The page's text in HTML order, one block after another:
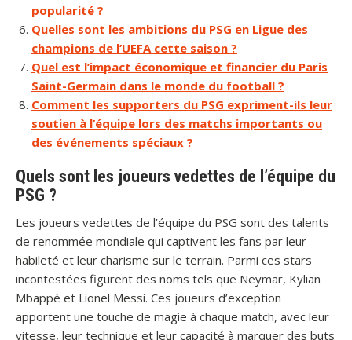
popularité ?
Quelles sont les ambitions du PSG en Ligue des
champions de l’UEFA cette saison ?
Quel est l’impact économique et financier du Paris
Saint-Germain dans le monde du football ?
Comment les supporters du PSG expriment-ils leur
soutien à l’équipe lors des matchs importants ou
des événements spéciaux ?
Quels sont les joueurs vedettes de l’équipe du
PSG ?
Les joueurs vedettes de l’équipe du PSG sont des talents
de renommée mondiale qui captivent les fans par leur
habileté et leur charisme sur le terrain. Parmi ces stars
incontestées figurent des noms tels que Neymar, Kylian
Mbappé et Lionel Messi. Ces joueurs d’exception
apportent une touche de magie à chaque match, avec leur
vitesse, leur technique et leur capacité à marquer des buts